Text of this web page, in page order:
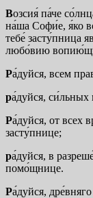
Возсия́ па́че
на́ша Софи́е, я́ко
тебе́ засту́пница
любо́вию
Ра́дуйся, всем
ра́дуйся, си́льных
Ра́дуйся, от всех
засту́пнице;
ра́дуйся, в
помо́щнице.
Ра́дуйся,